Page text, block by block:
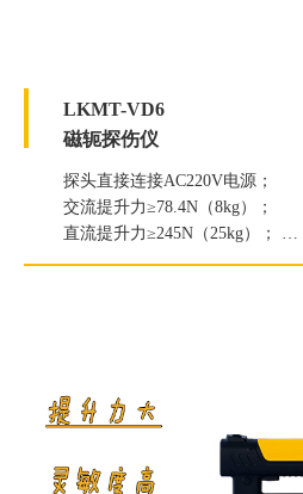
LKMT-VD6
磁轭探伤仪
探头直接连接AC220V电源；
交流提升力≥78.4N（8kg）；
直流提升力≥245N（25kg）；